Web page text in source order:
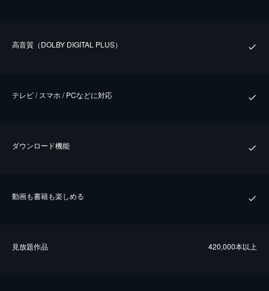
⾼⾳質（DOLBY DIGITAL PLUS）
テレビ / スマホ / PCなどに対応
ダウンロード機能
動画も書籍も楽しめる
⾒放題作品 420,000本以上